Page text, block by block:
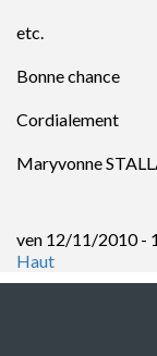
etc.
Bonne chance
Cordialement
Maryvonne
ven 12/11/2010 -
Haut